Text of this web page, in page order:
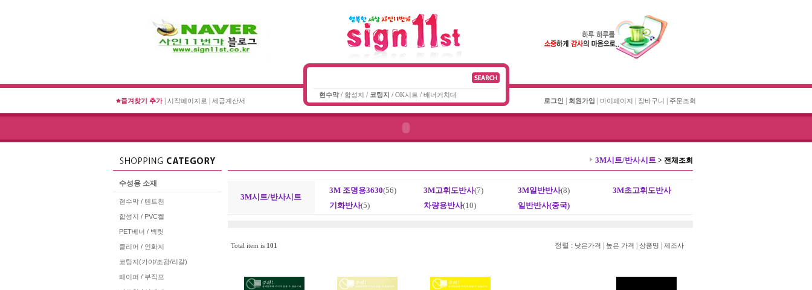
즐겨찾기 추가| 시작페이지로 세금계산서
현수막/ 합성지 / 코팅지 /OK시트 /배너거치대
로그인
회원가입 마이페이지 장바구니 주문조회
수성용 소재
현수막 / 텐트천
합성지 / PVC켈
PET베너 / 백릿
클리어 / 인화지
코팅지(가야/조광/리갈)
페이퍼 / 부직포
3M시트/반사시트> 전체조회
3M시트/반사시트
3M 조명용3630(56) 3M고휘도반사(7) 3M일반반사(8)
3M초고휘도반사
기화반사(5) 차량용반사(10) 일반반사(중국)
Total item is 101 정렬 : 낮은가격 높은 가격 상품명 제조사